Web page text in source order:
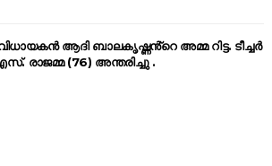
ആദി ബാലകൃഷ്ണൻ്റെ അമ്മ റിട്ട. ടീച്ചർ
രാജമ്മ (76) അന്തരിച്ചു .